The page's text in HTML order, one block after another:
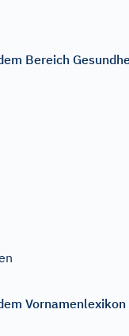
Bereich
Vornamenlexikon